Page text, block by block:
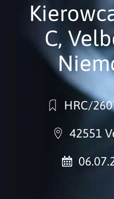
C,
HRC/
42551